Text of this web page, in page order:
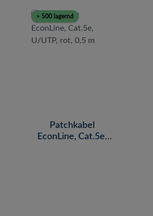
> 500 lagernd
Patchkabel
EconLine, Cat.5e,